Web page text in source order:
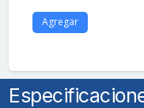
Agregar